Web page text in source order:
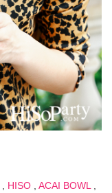
, HISO , ACAI BOWL,